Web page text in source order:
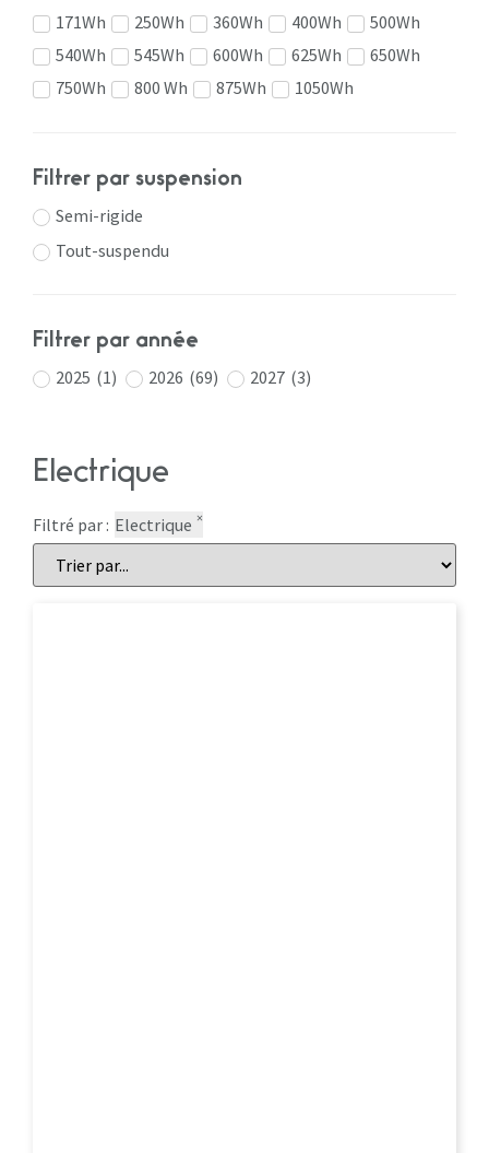
171Wh 250Wh 360Wh 400Wh
500Wh
540Wh
545Wh 600Wh 625Wh
650Wh
750Wh
800 Wh 875Wh 1050Wh
Filtrer par suspension
Semi-rigide
Tout-suspendu
Filtrer par année
2025 (1) 2026 (69) 2027 (3)
Electrique
Filtré par : Electrique ×